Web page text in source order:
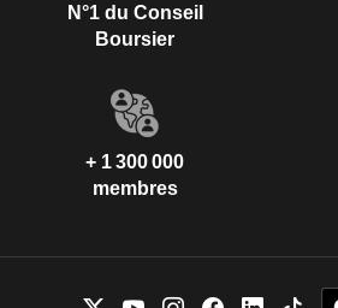
N°1 du Conseil
Boursier
+ 1 300 000
membres